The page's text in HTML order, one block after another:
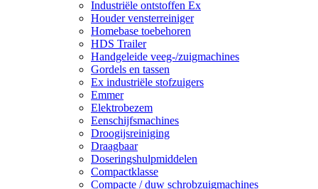
Industriële ontstoffen Ex
Houder vensterreiniger
Homebase toebehoren
HDS Trailer
Handgeleide veeg-/zuigmachines
Gordels en tassen
Ex industriële stofzuigers
Emmer
Elektrobezem
Eenschijfsmachines
Droogijsreiniging
Draagbaar
Doseringshulpmiddelen
Compactklasse
Compacte / duw schrobzuigmachines